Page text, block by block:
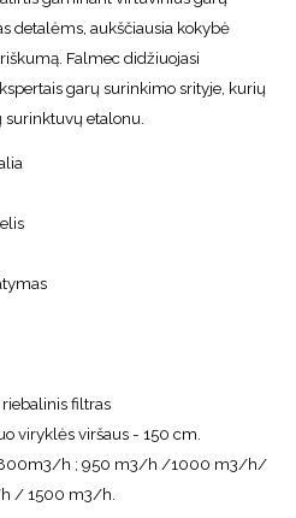
detalėms, aukščiausia kokybė
Falmec didžiuojasi
garų surinkimo srityje, kurių
etalonu.
filtras
viryklės viršaus - 150 cm.
800m3/h ; 950 m3/h /1000 m3/h/
/ 1500 m3/h.